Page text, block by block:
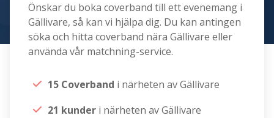
Önskar du boka coverband till ett evenemang i
Gällivare, så kan vi hjälpa dig. Du kan antingen
söka och hitta coverband nära Gällivare eller
använda vår matchning-service.
15 Coverband i närheten av Gällivare
21 kunder i närheten av Gällivare